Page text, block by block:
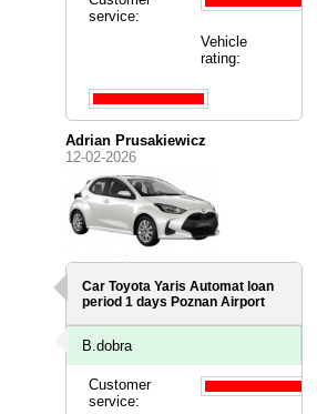
service:
Vehicle
rating:
Adrian Prusakiewicz
12-02-2026
Car Toyota Yaris Automat loan
period 1 days Poznan Airport
B.dobra
Customer
service: